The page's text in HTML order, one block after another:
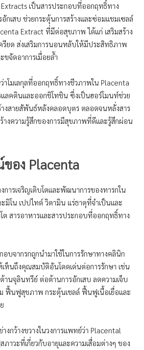
เป็นสารประกอบที่ออกฤทธิ์ทาง
กเสบ ช่วยกระตุ้นการสร้างและซ่อมแชมเซลล์
Extract ที่มีต่อสุขภาพ ได้แก่ เสริมสร้าง
รียด ส่งเสริมการนอนหลับให้มีประสิทธิภาพ
ขจัดอาการเมื่อยล้ำ
โมเลกุลที่ออกฤทธิ์ทางชีวภาพใน Placenta
แลคตินและออกชิโทชิน ซึ่งเป็นฮอร์โมนท์ช่วย
งสายสัพันธ์หลังคลอดบุตร ตลอดจนหลั่งสาร
างความรู้สึกของการมีสุขภาพที่ดีและรู้สึกผ่อน
อง Placenta
การเจริญเติบโตและพัฒนาการของทารกใน
มิโน เปปไทด์ วิตามิน แร่ธาตุที่จำเป็นและ
ต สารอาหารและสารประกอบที่ออกฤทธิ์ทาง
อบจากรกถูกนำมาใช้ในการรักษาทางคลินิก
เห็นถึงคุณสมบัติอันโดดเด่นต่อการรักษา เช่น
นจุลินทรีย์ ต่อต้านการอักเสบ ลดความเจ็บ
ฟื้นฟูสุขภาพ กระตุ้นเชลล์ ฟื้นฟูเนื้อเยื่อและ
กว้างขวางในวงการแพทย์ว่า Placental
าวะที่เกี่ยวกับอายุและความเสื่อมต่างๆ ของ